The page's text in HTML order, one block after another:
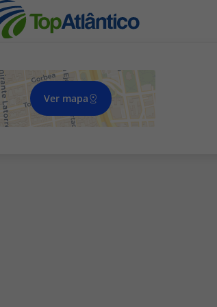
Ver mapa